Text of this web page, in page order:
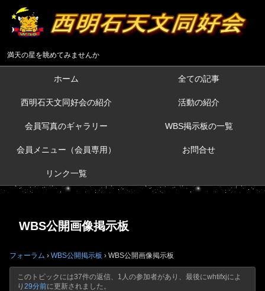
満天の星を眺めてみませんか
ホーム 全ての記事
西明石天文同好会の紹介 活動の紹介
会員写真のギャラリー WBS掲示板の一覧
会員メニュー（会員専用） お問合せ
リンク一覧
WBS公開画像掲示板
フォーラム › WBS公開掲示板 › WBS公開画像掲示板
このトピックには37件の返信、1人の参加者があり、最後にwhtifxjによ
り 29分前に更新されました。